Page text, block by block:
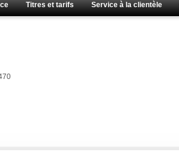
Titres et tarifs Service à la clientèle